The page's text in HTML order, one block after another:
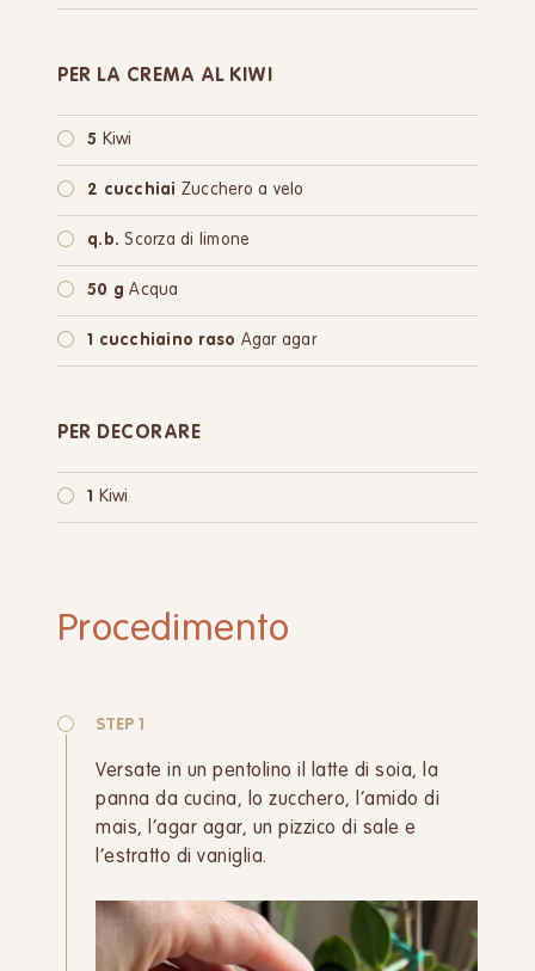
PER LA CREMA AL KIWI
5 Kiwi
2 cucchiai Zucchero a velo
q.b. Scorza di limone
50 g Acqua
1 cucchiaino raso Agar agar
PER DECORARE
1 Kiwi
Procedimento
STEP 1
Versate in un pentolino il latte di soia, la
panna da cucina, lo zucchero, l’amido di
mais, l’agar agar, un pizzico di sale e
l’estratto di vaniglia.